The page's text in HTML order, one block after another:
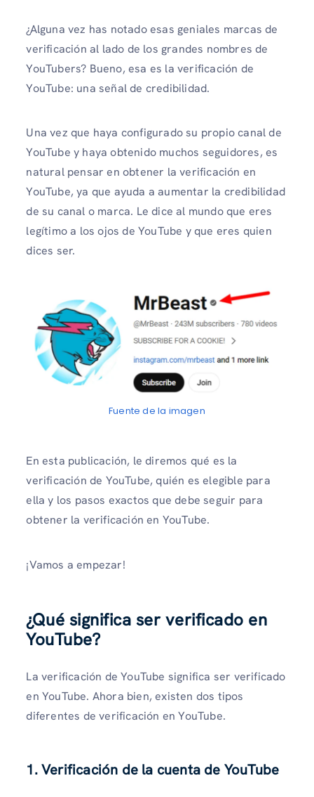
¿Alguna vez has notado esas geniales marcas de
verificación al lado de los grandes nombres de
YouTubers? Bueno, esa es la verificación de
YouTube: una señal de credibilidad.
Una vez que haya configurado su propio canal de
YouTube y haya obtenido muchos seguidores, es
natural pensar en obtener la verificación en
YouTube, ya que ayuda a aumentar la credibilidad
de su canal o marca. Le dice al mundo que eres
legítimo a los ojos de YouTube y que eres quien
dices ser.
Fuente de la imagen
En esta publicación, le diremos qué es la
verificación de YouTube, quién es elegible para
ella y los pasos exactos que debe seguir para
obtener la verificación en YouTube.
¡Vamos a empezar!
¿Qué significa ser verificado en
YouTube?
La verificación de YouTube significa ser verificado
en YouTube. Ahora bien, existen dos tipos
diferentes de verificación en YouTube.
1. Verificación de la cuenta de YouTube